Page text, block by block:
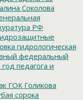
Соколова
РФ
гидрологическая
федеральный
год педагога и
ГОК Голикова
сорока